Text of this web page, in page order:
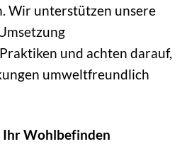
Wir unterstützen unsere
und achten darauf,
umweltfreundlich
Ihr Wohlbefinden